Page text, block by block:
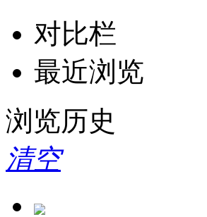
对比栏
最近浏览
浏览历史
清空